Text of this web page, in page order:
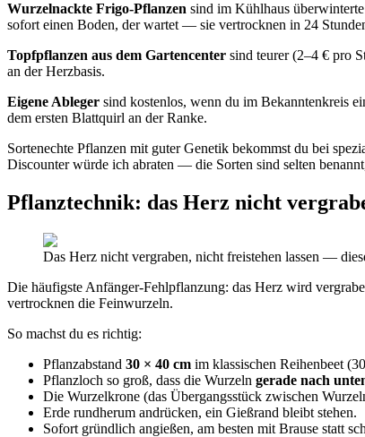
Wurzelnackte Frigo-Pflanzen sind im Kühlhaus
sofort einen Boden, der wartet — sie vertrocknen in 24
Topfpflanzen aus dem Gartencenter sind teurer (2–4 € pro
an der Herzbasis.
Eigene Ableger sind kostenlos, wenn du im Bekanntenkreis
dem ersten Blattquirl an der Ranke.
Sortenechte Pflanzen mit guter Genetik bekommst du bei
Discounter würde ich abraten — die Sorten sind selten
Pflanztechnik: das Herz nicht
Das Herz nicht vergraben, nicht freistehen lassen —
Die häufigste Anfänger-Fehlpflanzung: das Herz wird
vertrocknen die Feinwurzeln.
So machst du es richtig:
Pflanzabstand 30 × 40 cm im klassischen Reihenbeet
Pflanzloch so groß, dass die Wurzeln gerade nach
Die Wurzelkrone (das Übergangsstück zwischen
Erde rundherum andrücken, ein Gießrand bleibt stehen.
Sofort gründlich angießen, am besten mit Brause statt